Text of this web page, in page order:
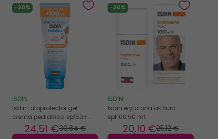
-20%
ISDIN
Isdin fotoprotector gel
crema pediatrica spf50+
250ml
30,64 €
24,51 €
-20%
ISDIN
Isdin eryfotona ak fluid
spf100 50 ml
25,12 €
20,10 €